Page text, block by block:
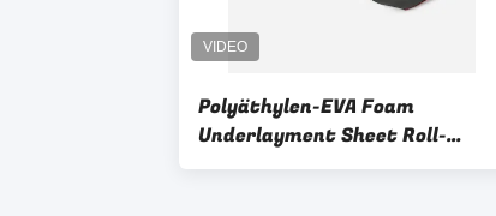
Polyäthylen-EVA Foam
Underlayment Sheet Roll-
Rauten-Muster mit PET Film